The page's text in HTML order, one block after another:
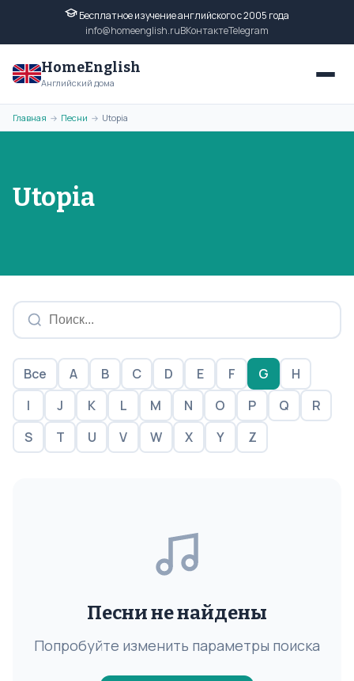
Бесплатное изучение английского с 2005 года
info@homeenglish.ruВКонтактеTelegram
HomeEnglish
Английский дома
Главная → Песни → Utopia
Utopia
Все A B C D E F G
H
I
J K L M N O P Q
R
S
T U V W X Y Z
Песни не найдены
Попробуйте изменить параметры поиска